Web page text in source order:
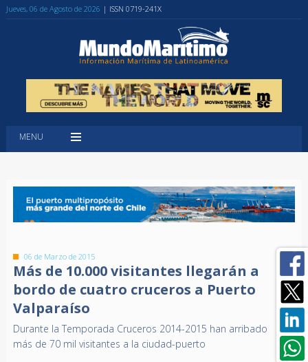
Jueves, 06 de Agosto de 2026 | ISSN 0719-241X
MENU
06 de Marzo de 2015
Más de 10.000 visitantes llegarán a
bordo de cuatro cruceros a Puerto
Valparaíso
Durante la Temporada Cruceros 2014-2015 han arribado
más de 70 mil visitantes a la ciudad-puerto